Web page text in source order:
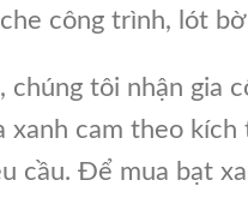
công trình, lót
chúng tôi nhận gia
xanh cam theo kích
cầu. Để mua bạt